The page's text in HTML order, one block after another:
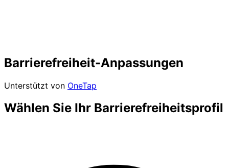
Barrierefreiheit-Anpassungen
Unterstützt von OneTap
Wählen Sie Ihr Barrierefreiheitsprofil